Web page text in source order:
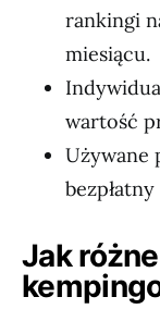
rankingi
miesiącu.
wartość
Używane
Jak